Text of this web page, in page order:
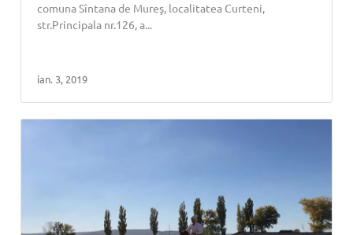
comuna Sîntana de Mureş, localitatea Curteni,
str.Principala nr.126, a...
ian. 3, 2019